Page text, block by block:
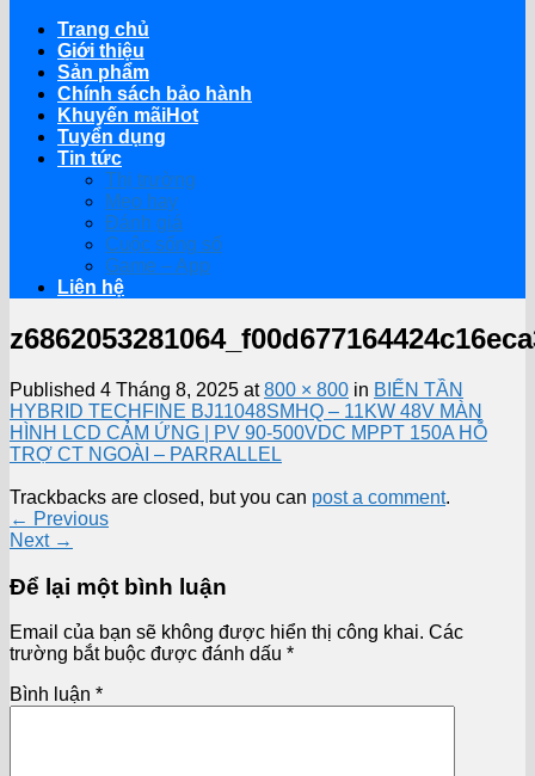
Trang chủ
Giới thiệu
Sản phẩm
Chính sách bảo hành
Khuyến mãi
Tuyển dụng
Tin tức
Thị trường
Mẹo hay
Đánh giá
Cuộc sống số
Game – App
Liên hệ
Published 4 Tháng 8, 2025 at800 × 800 in BIẾN TẦN
HYBRID TECHFINE BJ11048SMHQ – 11KW 48V MÀN
HÌNH LCD CẢM ỨNG | PV 90-500VDC MPPT 150A HỖ
TRỢ CT NGOÀI – PARRALLEL
Trackbacks are closed, but you can post a comment.
← Previous
Next →
Để lại một bình luận
Email của bạn sẽ không được hiển thị công khai. Các
trường bắt buộc được đánh dấu *
Bình luận *